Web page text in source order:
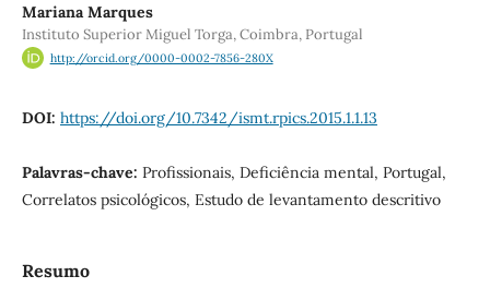
Mariana Marques
Instituto Superior Miguel Torga, Coimbra, Portugal
http://orcid.org/0000-0002-7856-280X
DOI: https://doi.org/10.7342/ismt.rpics.2015.1.1.13
Palavras-chave: Profissionais, Deficiência mental, Portugal,
Correlatos psicológicos, Estudo de levantamento descritivo
Resumo